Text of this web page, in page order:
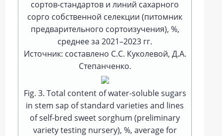
сортов-стандартов и линий сахарного
сорго собственной селекции (питомник
предварительного сортоизучения), %,
среднее за 2021–2023 гг.
Источник: составлено С.С. Куколевой, Д.А.
Степанченко.
Fig. 3. Total content of water-soluble sugars
in stem sap of standard varieties and lines
of self-bred sweet sorghum (preliminary
variety testing nursery), %, average for